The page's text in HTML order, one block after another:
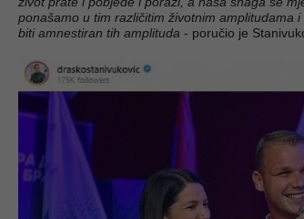
ponašamo u tim različitim životnim amplitudama
biti amnestiran tih amplituda - poručio je